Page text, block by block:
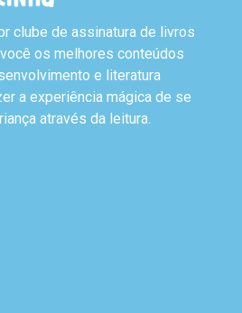
clube de assinatura de livros
os melhores conteúdos
e literatura
a experiência mágica de se
através da leitura.